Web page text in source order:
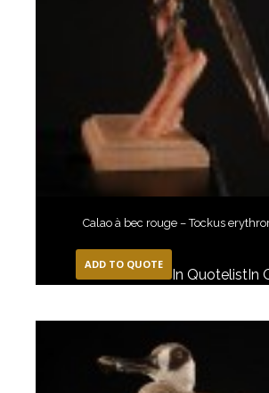
Calao à bec rouge – Tockus
ADD TO QUOTE
In Quotelist In